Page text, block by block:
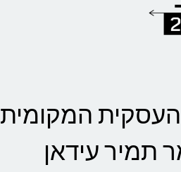
המקומית
תמיר עידאן